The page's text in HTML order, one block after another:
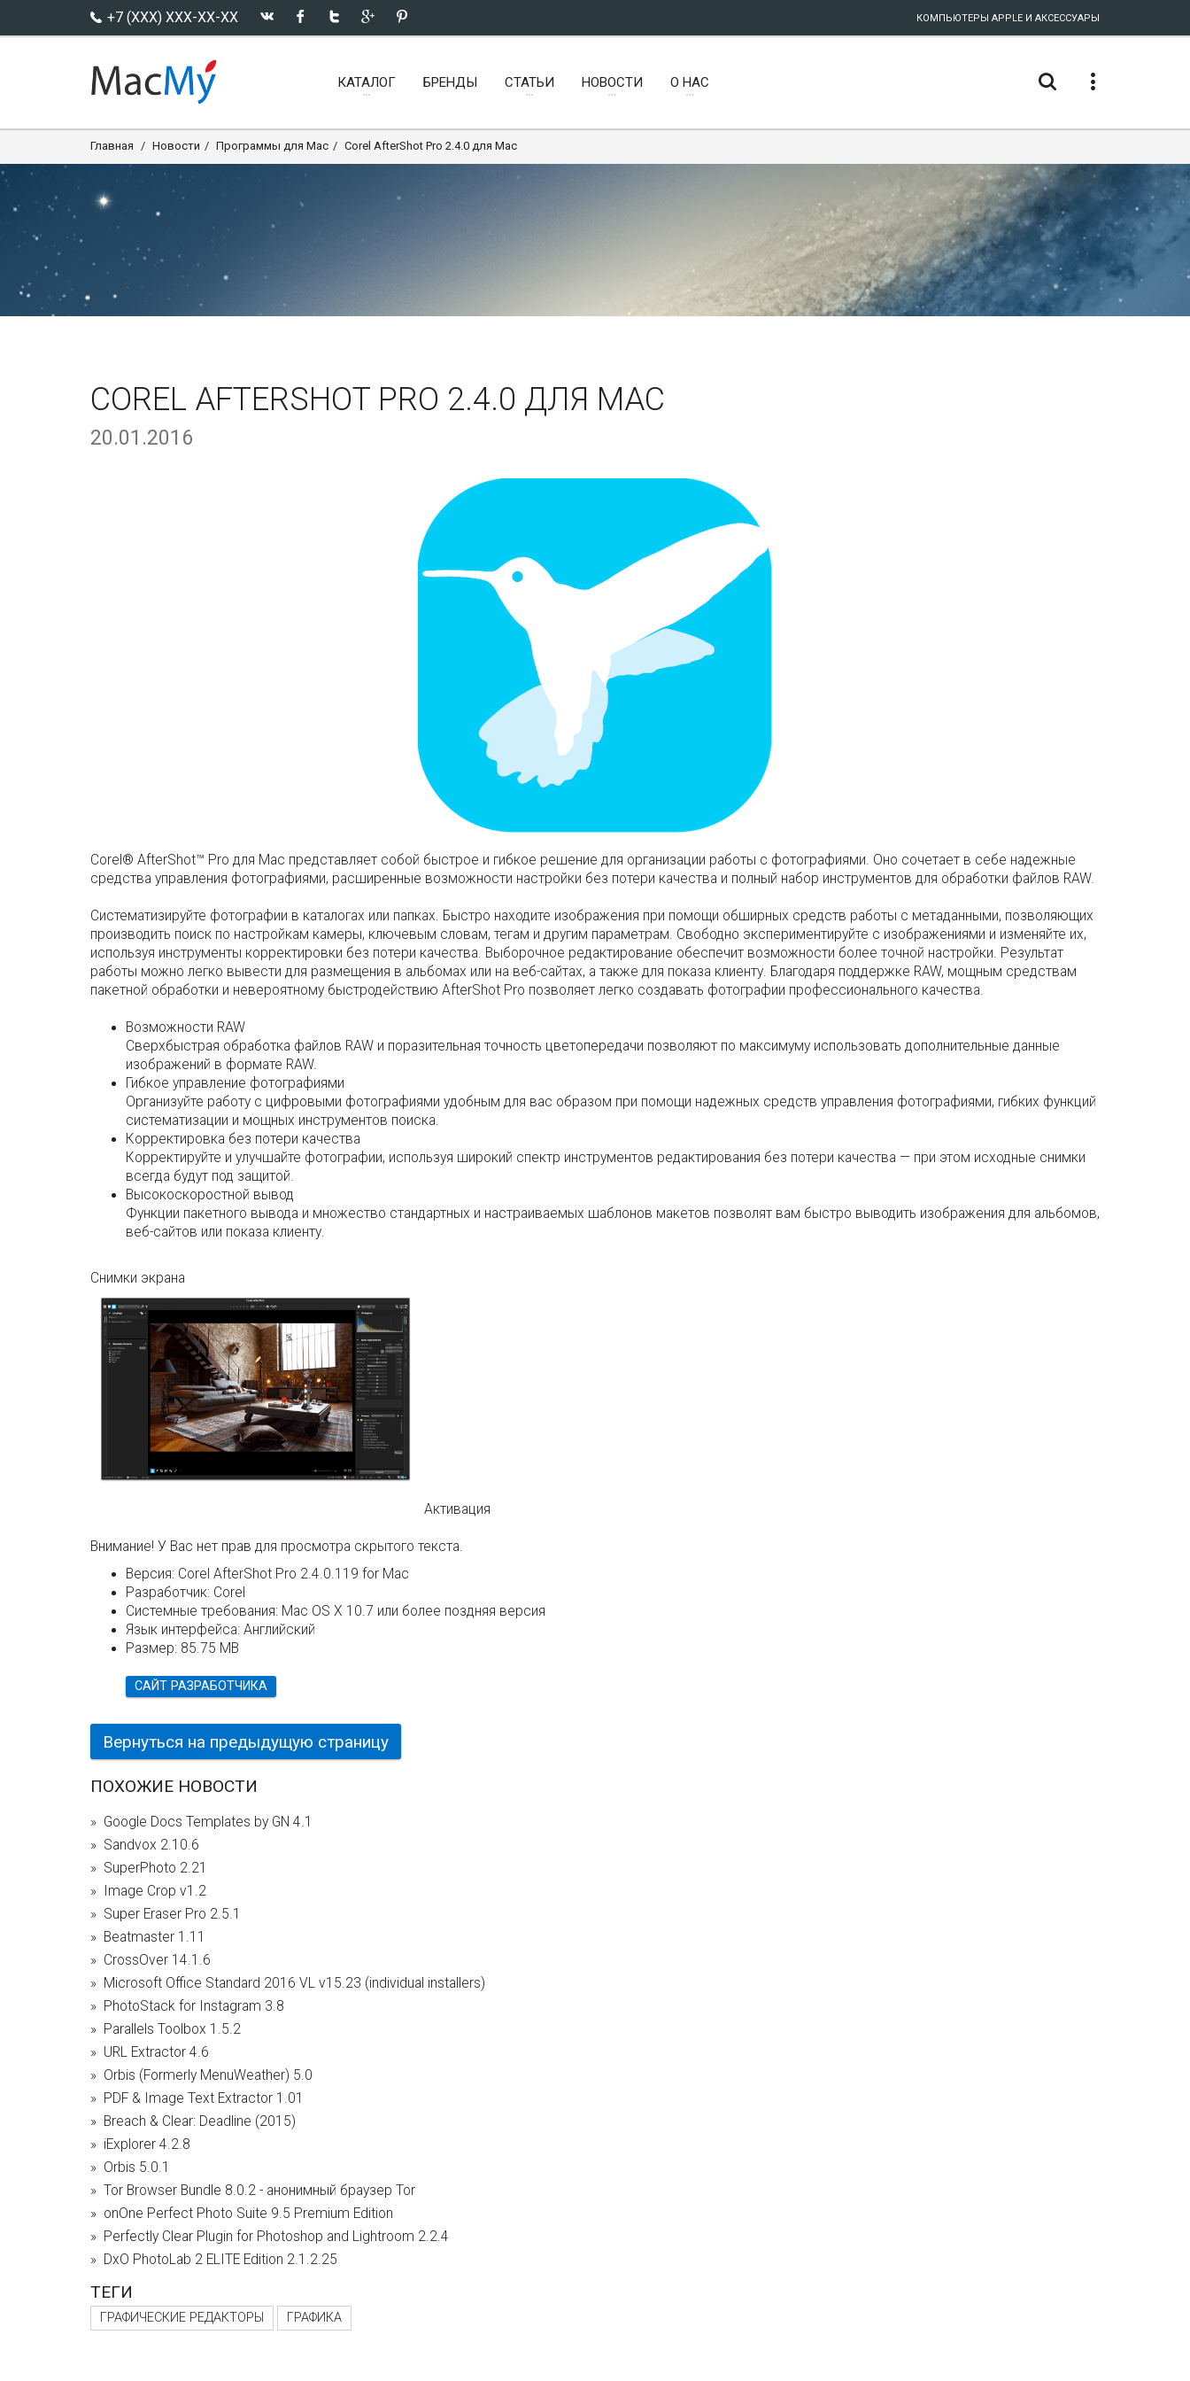
+7 (XXX) XXX-XX-XX КОМПЬЮТЕРЫ APPLE И АКСЕССУАРЫ
КАТАЛОГ БРЕНДЫ СТАТЬИ НОВОСТИ О НАС
Главная Новости Программы для Mac Corel AfterShot Pro 2.4.0 для Mac
COREL AFTERSHOT PRO 2.4.0 ДЛЯ MAC
20.01.2016
Corel® AfterShot™ Pro для Mac представляет собой быстрое и гибкое решение для организации работы с фотографиями. Оно сочетает в себе надежные
средства управления фотографиями, расширенные возможности настройки без потери качества и полный набор инструментов для обработки файлов RAW.
Систематизируйте фотографии в каталогах или папках. Быстро находите изображения при помощи обширных средств работы с метаданными, позволяющих
производить поиск по настройкам камеры, ключевым словам, тегам и другим параметрам. Свободно экспериментируйте с изображениями и изменяйте их,
используя инструменты корректировки без потери качества. Выборочное редактирование обеспечит возможности более точной настройки. Результат
работы можно легко вывести для размещения в альбомах или на веб-сайтах, а также для показа клиенту. Благодаря поддержке RAW, мощным средствам
пакетной обработки и невероятному быстродействию AfterShot Pro позволяет легко создавать фотографии профессионального качества.
Возможности RAW
Сверхбыстрая обработка файлов RAW и поразительная точность цветопередачи позволяют по максимуму использовать дополнительные данные
изображений в формате RAW.
Гибкое управление фотографиями
Организуйте работу с цифровыми фотографиями удобным для вас образом при помощи надежных средств управления фотографиями, гибких функций
систематизации и мощных инструментов поиска.
Корректировка без потери качества
Корректируйте и улучшайте фотографии, используя широкий спектр инструментов редактирования без потери качества — при этом исходные снимки
всегда будут под защитой.
Высокоскоростной вывод
Функции пакетного вывода и множество стандартных и настраиваемых шаблонов макетов позволят вам быстро выводить изображения для альбомов,
веб-сайтов или показа клиенту.
Снимки экрана
Активация
Внимание! У Вас нет прав для просмотра скрытого текста.
Версия: Corel AfterShot Pro 2.4.0.119 for Mac
Разработчик: Corel
Системные требования: Mac OS X 10.7 или более поздняя версия
Язык интерфейса: Английский
Размер: 85.75 MB
САЙТ РАЗРАБОТЧИКА
Вернуться на предыдущую страницу
ПОХОЖИЕ НОВОСТИ
Google Docs Templates by GN 4.1
Sandvox 2.10.6
SuperPhoto 2.21
Image Crop v1.2
Super Eraser Pro 2.5.1
Beatmaster 1.11
CrossOver 14.1.6
Microsoft Office Standard 2016 VL v15.23 (individual installers)
PhotoStack for Instagram 3.8
Parallels Toolbox 1.5.2
URL Extractor 4.6
Orbis (Formerly MenuWeather) 5.0
PDF & Image Text Extractor 1.01
Breach & Clear: Deadline (2015)
iExplorer 4.2.8
Orbis 5.0.1
Tor Browser Bundle 8.0.2 - анонимный браузер Tor
onOne Perfect Photo Suite 9.5 Premium Edition
Perfectly Clear Plugin for Photoshop and Lightroom 2.2.4
DxO PhotoLab 2 ELITE Edition 2.1.2.25
ТЕГИ
ГРАФИЧЕСКИЕ РЕДАКТОРЫ ГРАФИКА